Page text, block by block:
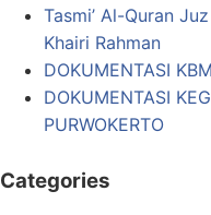
Tasmi’ Al-Quran
Khairi Rahman
DOKUMENTASI
DOKUMENTASI
PURWOKERTO
Categories